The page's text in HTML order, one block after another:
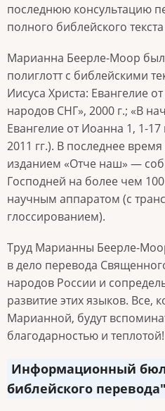
последнюю консультацию
полного библейского
Марианна Беерле-Моор
полиглотт с библейскими
Иисуса Христа: Евангелие
народов СНГ», 2000 г.; «В
Евангелие от Иоанна 1, 1-
2011 гг.). В последнее
изданием «Отче наш» —
Господней на более чем
научным аппаратом (с
глоссированием).
Труд Марианны Беерле-
в дело перевода
народов России и
развитие этих языков. Все,
Марианной, будут
благодарностью и теплотой!
Информационный
библейского